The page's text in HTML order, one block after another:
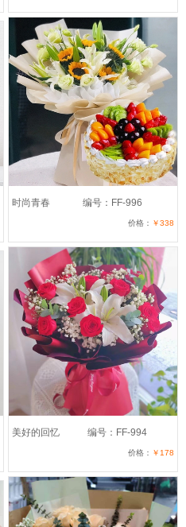
时尚青春 编号：FF-996
价格： ￥338
美好的回忆 编号：FF-994
价格： ￥178